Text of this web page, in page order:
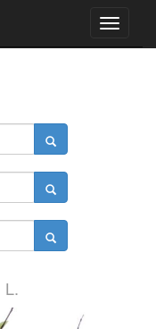
Menu
L.